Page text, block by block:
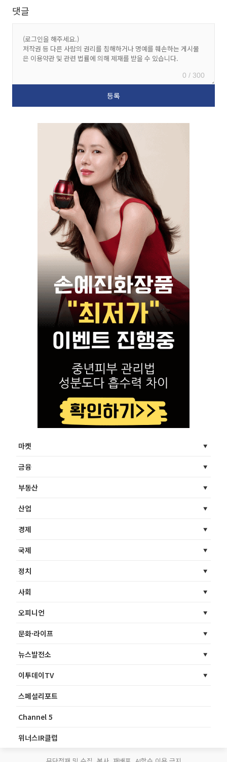
댓글
0 / 300
마켓
금융
부동산
산업
경제
국제
정치
사회
오피니언
문화·라이프
뉴스발전소
이투데이TV
스페셜리포트
Channel 5
위너스IR클럽